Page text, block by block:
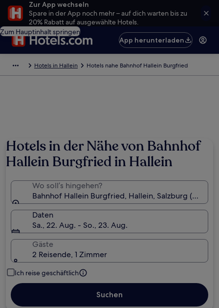
Zur App wechseln
Spare in der App noch mehr – auf dich warten bis zu
20% Rabatt auf ausgewählte Hotels.
Zum Hauptinhalt springen
App herunterladen
Hotels in Hallein Hotels nahe Bahnhof Hallein Burgfried
Hotels in der Nähe von Bahnhof
Hallein Burgfried in Hallein
Wo soll’s hingehen?
Bahnhof Hallein Burgfried, Hallein, Salzburg
Daten
Sa., 22. Aug. - So., 23. Aug.
Gäste
2 Reisende, 1 Zimmer
Ich reise geschäftlich
Suchen